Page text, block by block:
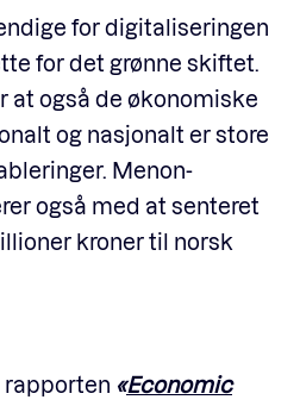
for digitaliseringen
for det grønne skiftet.
at også de økonomiske
og nasjonalt er store
Menon-
også med at senteret
kroner til norsk
rapporten «Economic